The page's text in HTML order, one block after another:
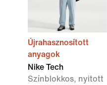
Újrahasznosított
anyagok
Nike Tech
Színblokkos, nyitott